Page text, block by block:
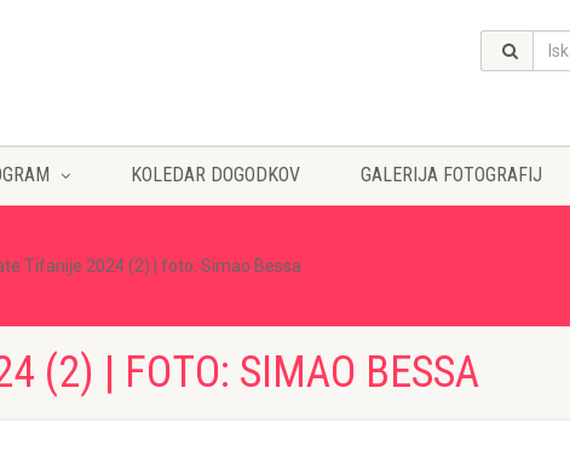
KOLEDAR DOGODKOV GALERIJA FOTOGRAFIJ
Tifanije 2024 (2) | foto: Simao Bessa
(2) | FOTO: SIMAO BESSA